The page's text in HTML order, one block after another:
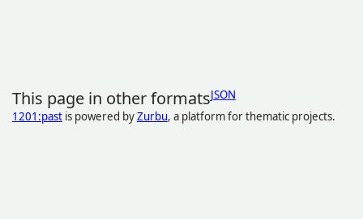
This page in other formatsJSON
1201:pastis powered byZurbu, a platform for thematic projects.